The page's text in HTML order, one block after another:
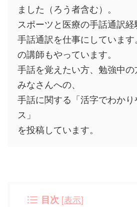
ました（ろう者含む）。
スポーツと医療の手話通訳経
手話通訳を仕事にしていま
の講師もやっています。
手話を覚えたい方、勉強中の
みなさんへの、
手話に関する「活字でわか
ス」
を投稿しています。
目次 [表示]